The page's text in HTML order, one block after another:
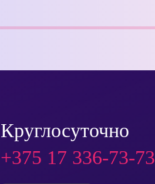
Круглосуточно
+375 17 336-73-73